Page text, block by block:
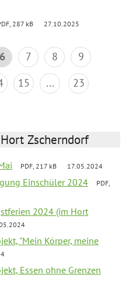
287 kB 27.10.2025
6 7 8
9
15 ... 23
Zscherndorf
PDF, 217 kB 17.05.2024
Einschüler 2024
PDF,
2024 (im Hort
"Mein Körper, meine
Essen ohne Grenzen